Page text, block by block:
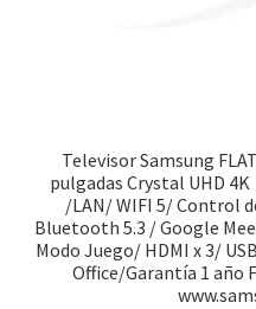
Televisor Samsung
pulgadas Crystal UHD
/LAN/ WIFI 5/ Control
Bluetooth 5.3 / Google
Modo Juego/ HDMI x 3/
Office/Garantía 1 año